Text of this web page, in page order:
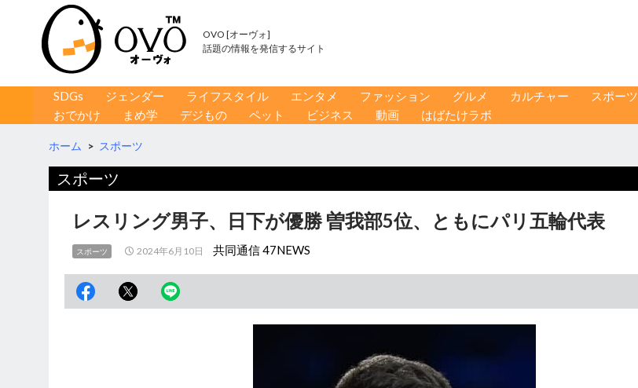
OVO [オーヴォ]
話題の情報を発信するサイト
コンテンツへ移動
SDGs ジェンダー ライフスタイル エンタメ ファッション グルメ カルチャー
スポーツ
おでかけ
まめ学 デジもの ペット ビジネス 動画 はばたけラボ
ホーム > スポーツ
スポーツ
レスリング男子、日下が優勝 曽我部5位、ともにパリ五輪代表
スポーツ 2024年6月10日 共同通信 47NEWS